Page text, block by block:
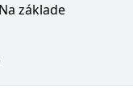
základe